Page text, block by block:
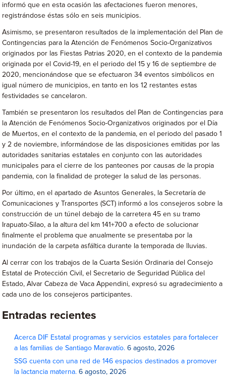
informó que en esta ocasión las afectaciones fueron menores,
registrándose éstas sólo en seis municipios.
Asimismo, se presentaron resultados de la implementación del Plan de
Contingencias para la Atención de Fenómenos Socio-Organizativos
originados por las Fiestas Patrias 2020, en el contexto de la pandemia
originada por el Covid-19, en el periodo del 15 y 16 de septiembre de
2020, mencionándose que se efectuaron 34 eventos simbólicos en
igual número de municipios, en tanto en los 12 restantes estas
festividades se cancelaron.
También se presentaron los resultados del Plan de Contingencias para
la Atención de Fenómenos Socio-Organizativos originados por el Día
de Muertos, en el contexto de la pandemia, en el periodo del pasado 1
y 2 de noviembre, informándose de las disposiciones emitidas por las
autoridades sanitarias estatales en conjunto con las autoridades
municipales para el cierre de los panteones por causas de la propia
pandemia, con la finalidad de proteger la salud de las personas.
Por último, en el apartado de Asuntos Generales, la Secretaría de
Comunicaciones y Transportes (SCT) informó a los consejeros sobre la
construcción de un túnel debajo de la carretera 45 en su tramo
Irapuato-Silao, a la altura del km 141+700 a efecto de solucionar
finalmente el problema que anualmente se presentaba por la
inundación de la carpeta asfáltica durante la temporada de lluvias.
Al cerrar con los trabajos de la Cuarta Sesión Ordinaria del Consejo
Estatal de Protección Civil, el Secretario de Seguridad Pública del
Estado, Alvar Cabeza de Vaca Appendini, expresó su agradecimiento a
cada uno de los consejeros participantes.
Entradas recientes
Acerca DIF Estatal programas y servicios estatales para fortalecer
a las familias de Santiago Maravatío. 6 agosto, 2026
SSG cuenta con una red de 146 espacios destinados a promover
la lactancia materna. 6 agosto, 2026